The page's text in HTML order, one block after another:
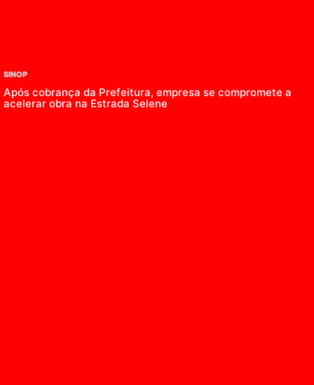
SINOP
Após cobrança da Prefeitura, empresa se compromete a
acelerar obra na Estrada Selene